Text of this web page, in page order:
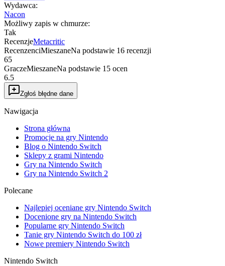
Wydawca:
Nacon
Możliwy zapis w chmurze:
Tak
RecenzjeMetacritic
RecenzenciMieszaneNa podstawie 16 recenzji
65
GraczeMieszaneNa podstawie 15 ocen
6.5
Zgłoś błędne dane
Nawigacja
Strona główna
Promocje na gry Nintendo
Blog o Nintendo Switch
Sklepy z grami Nintendo
Gry na Nintendo Switch
Gry na Nintendo Switch 2
Polecane
Najlepiej oceniane gry Nintendo Switch
Docenione gry na Nintendo Switch
Popularne gry Nintendo Switch
Tanie gry Nintendo Switch do 100 zł
Nowe premiery Nintendo Switch
Nintendo Switch